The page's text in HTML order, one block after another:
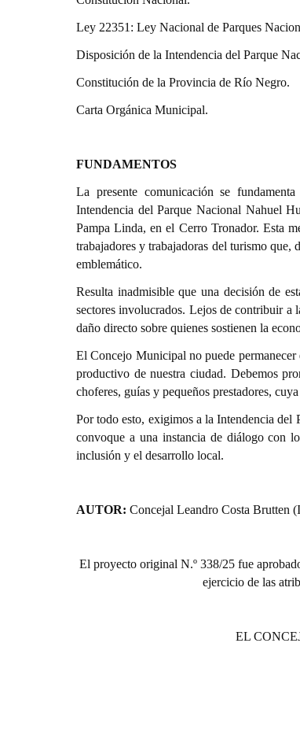
Ley 22351: Ley Nacional de Parques
Disposición de la Intendencia del Parque
Constitución de la Provincia de Río Negro.
Carta Orgánica Municipal.
FUNDAMENTOS
La presente comunicación se
Intendencia del Parque Nacional Nahuel
Pampa Linda, en el Cerro Tronador. Esta
trabajadores y trabajadoras del turismo que,
emblemático.
Resulta inadmisible que una decisión de
sectores involucrados. Lejos de contribuir a
daño directo sobre quienes sostienen la
El Concejo Municipal no puede permanecer
productivo de nuestra ciudad. Debemos
choferes, guías y pequeños prestadores,
Por todo esto, exigimos a la Intendencia del
convoque a una instancia de diálogo con
inclusión y el desarrollo local.
AUTOR: Concejal Leandro Costa Brutten
El proyecto original N.º 338/25 fue
ejercicio de las
EL